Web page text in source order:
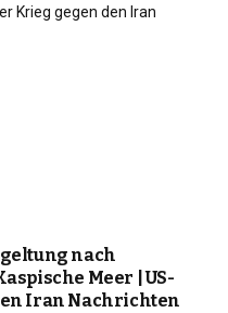
nach
Meer | US-
Iran Nachrichten